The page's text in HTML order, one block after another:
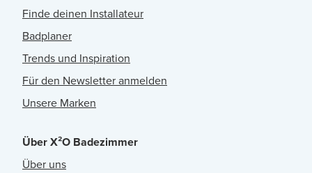
Finde deinen Installateur
Badplaner
Trends und Inspiration
Für den Newsletter anmelden
Unsere Marken
Über X²O Badezimmer
Über uns